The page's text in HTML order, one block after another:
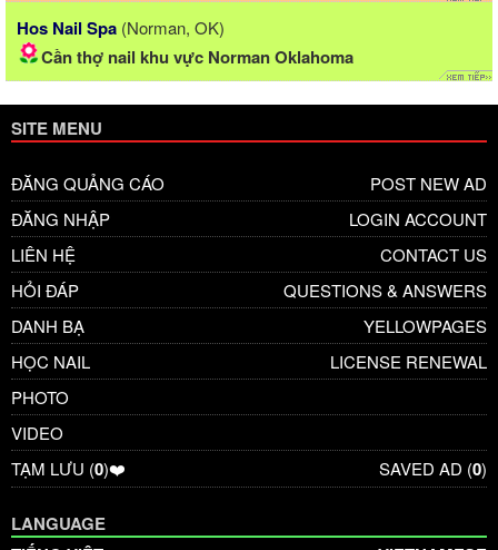
Hos Nail Spa (Norman, OK)
Cần thợ nail khu vực Norman Oklahoma
SITE MENU
ĐĂNG QUẢNG CÁO
POST NEW AD
ĐĂNG NHẬP
LOGIN ACCOUNT
LIÊN HỆ
CONTACT US
HỎI ĐÁP
QUESTIONS & ANSWERS
DANH BẠ
YELLOWPAGES
HỌC NAIL
LICENSE RENEWAL
PHOTO
VIDEO
TẠM LƯU (0)❤️ SAVED AD (0)
LANGUAGE